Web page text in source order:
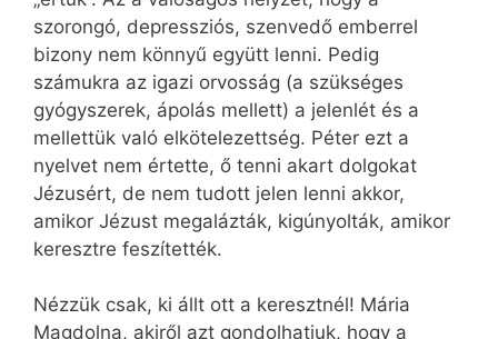
szorongó, depressziós, szenvedő emberrel
bizony nem könnyű együtt lenni. Pedig
számukra az igazi orvosság (a szükséges
gyógyszerek, ápolás mellett) a jelenlét és a
mellettük való elkötelezettség. Péter ezt a
nyelvet nem értette, ő tenni akart dolgokat
Jézusért, de nem tudott jelen lenni akkor,
amikor Jézust megalázták, kigúnyolták, amikor
keresztre feszítették.
Nézzük csak, ki állt ott a keresztnél! Mária
Magdolna, akiről azt gondolhatjuk, hogy a